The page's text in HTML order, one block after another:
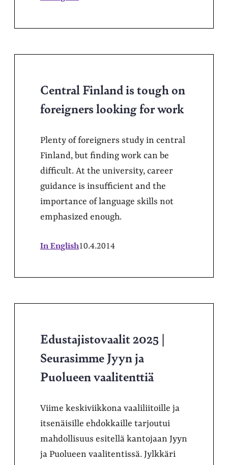
Central Finland is tough on
foreigners looking for work
Plenty of foreigners study in central
Finland, but finding work can be
difficult. At the university, career
guidance is insufficient and the
importance of language skills not
emphasized enough.
In English10.4.2014
Edustajistovaalit 2025 |
Seurasimme Jyyn ja
Puolueen vaalitenttiä
Viime keskiviikkona vaaliliitoille ja
itsenäisille ehdokkaille tarjoutui
mahdollisuus esitellä kantojaan Jyyn
ja Puolueen vaalitentissä. Jylkkäri